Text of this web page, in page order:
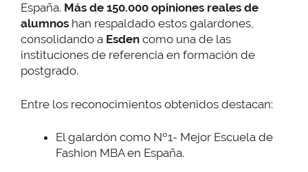
España. Más de 150.000 opiniones reales de
alumnos han respaldado estos galardones,
consolidando a Esden como una de las
instituciones de referencia en formación de
postgrado.
Entre los reconocimientos obtenidos destacan:
El galardón como Nº1- Mejor Escuela de
Fashion MBA en España.